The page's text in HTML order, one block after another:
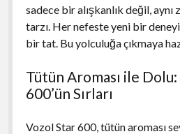
sadece bir alışkanlık değil,
tarzı. Her nefeste yeni bir
bir tat. Bu yolculuğa çıkmaya
Tütün Aroması ile
600’ün Sırları
Vozol Star 600, tütün aroması